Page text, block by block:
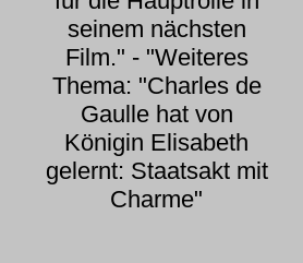
seinem nächsten
Film." - "Weiteres
Thema: "Charles de
Gaulle hat von
Königin Elisabeth
gelernt: Staatsakt mit
Charme"